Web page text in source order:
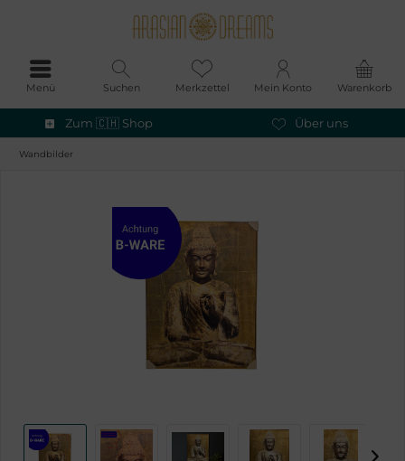
Zum 🇨🇭 Shop Über uns
Menü Warenkorb
Merkzettel Mein Konto
Suchen
Wandbilder